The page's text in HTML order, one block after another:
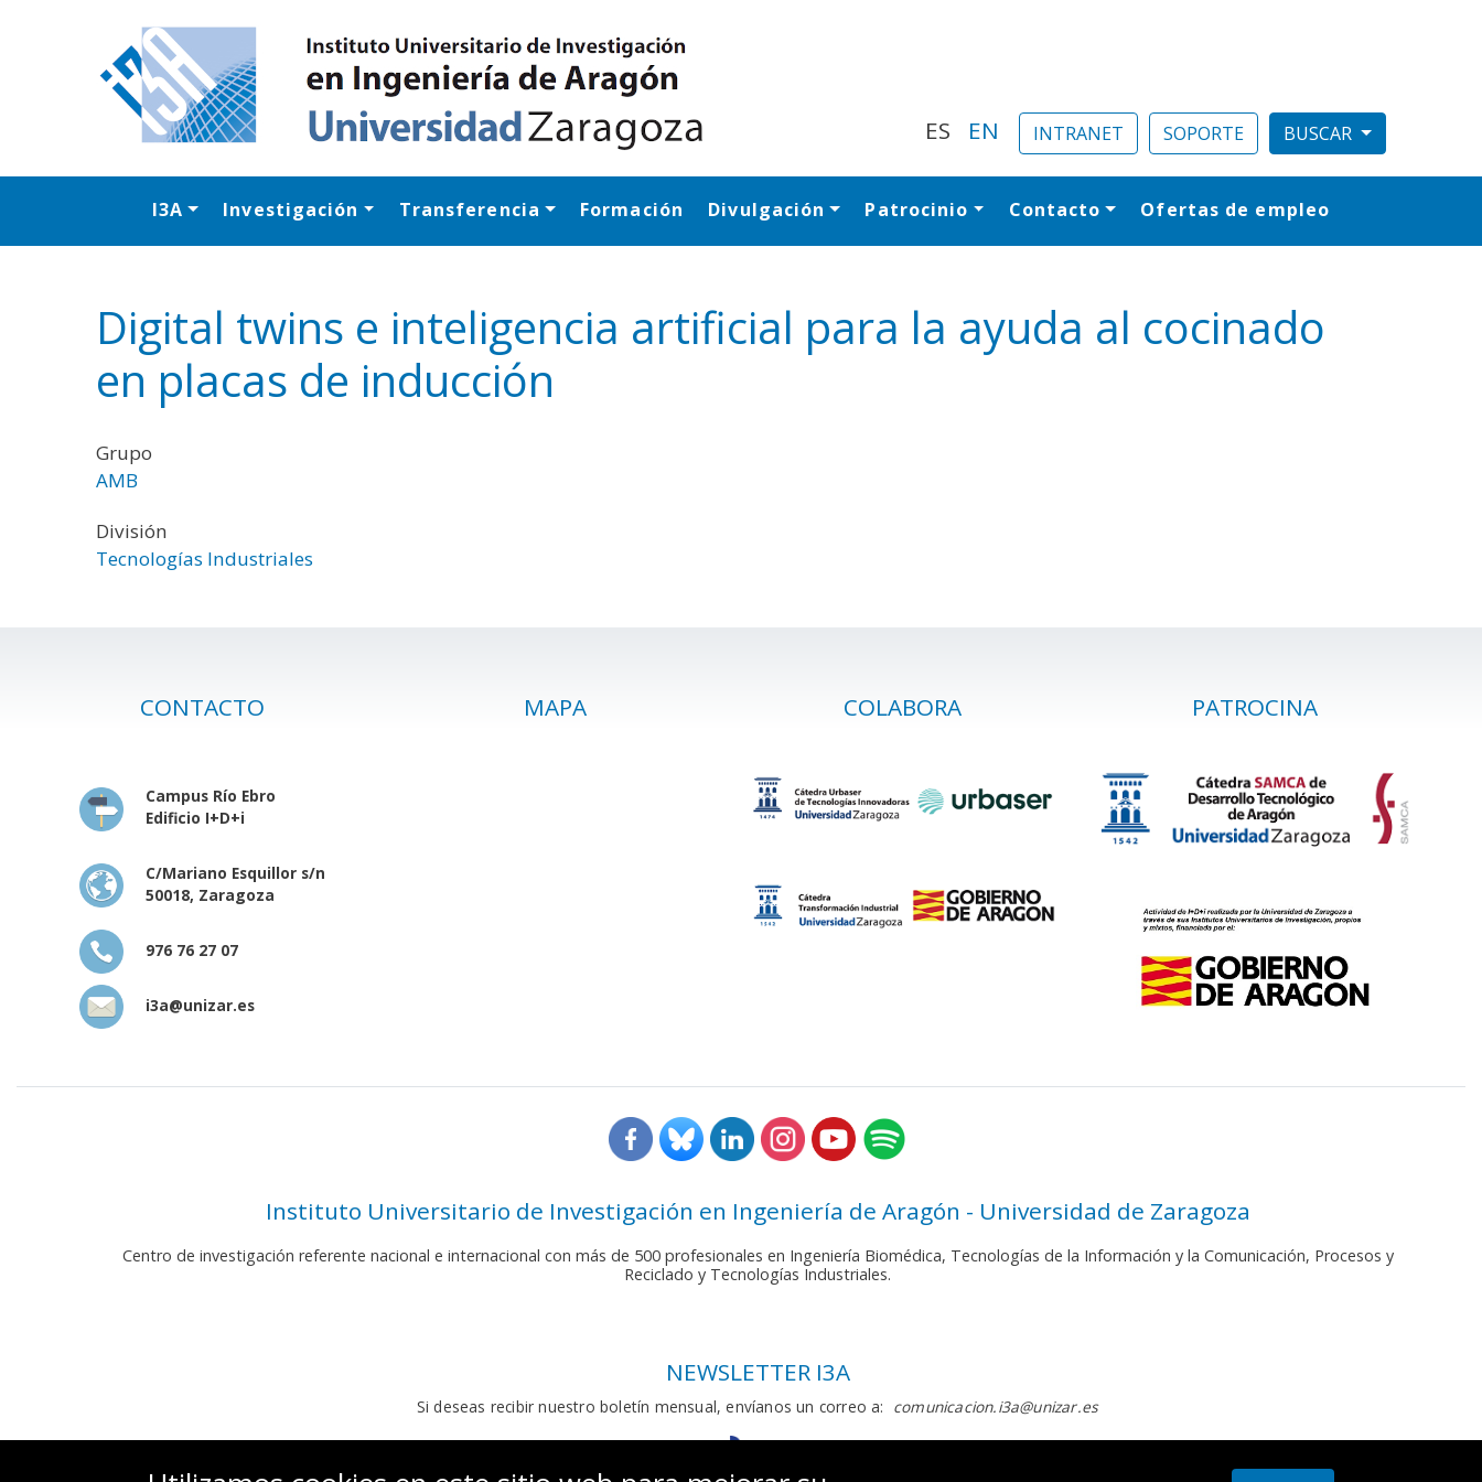
ES EN INTRANET SOPORTE
Navegación principal
I3A Investigación Transferencia Formación Divulgación Patrocinio Contacto Ofertas de empleo
Digital twins e inteligencia artificial para la ayuda al cocinado
en placas de inducción
Grupo
AMB
División
Tecnologías Industriales
CONTACTO
Campus Río Ebro
Edificio I+D+i
C/Mariano Esquillor s/n
50018, Zaragoza
976 76 27 07
i3a@unizar.es
MAPA COLABORA PATROCINA
Instituto Universitario de Investigación en Ingeniería de Aragón - Universidad de Zaragoza
Centro de investigación referente nacional e internacional con más de 500 profesionales en Ingeniería Biomédica, Tecnologías de la Información y la Comunicación, Procesos y
Reciclado y Tecnologías Industriales.
NEWSLETTER I3A
Si deseas recibir nuestro boletín mensual, envíanos un correo a: comunicacion.i3a@unizar.es